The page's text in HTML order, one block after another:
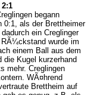
begann
0:1, als der Brettheimer
ein Creglinger
wurde im
einem Ball aus dem
Kugel kurzerhand
mehr. Creglingen
WÃ¤hrend
Brettheim auf